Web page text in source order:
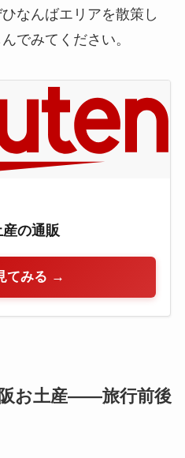
なんばエリアを散策し
でみてください。
産の通販
てみる →
お土産——旅行前後